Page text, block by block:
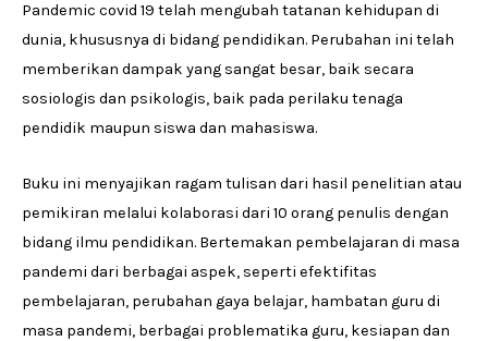
Pandemic covid 19 telah mengubah tatanan kehidupan di
dunia, khususnya di bidang pendidikan. Perubahan ini telah
memberikan dampak yang sangat besar, baik secara
sosiologis dan psikologis, baik pada perilaku tenaga
pendidik maupun siswa dan mahasiswa.
Buku ini menyajikan ragam tulisan dari hasil penelitian atau
pemikiran melalui kolaborasi dari 10 orang penulis dengan
bidang ilmu pendidikan. Bertemakan pembelajaran di masa
pandemi dari berbagai aspek, seperti efektifitas
pembelajaran, perubahan gaya belajar, hambatan guru di
masa pandemi, berbagai problematika guru, kesiapan dan